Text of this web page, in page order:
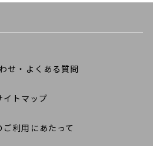
せ・よくある質問
イトマップ
ご利用にあたって